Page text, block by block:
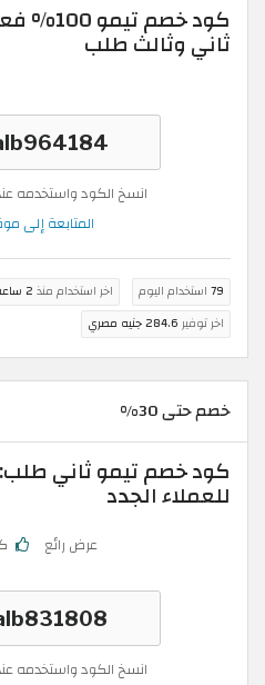
ثاني وثالث طلب
انسخ الكود واستخدمه
المتابعة إلى
79 استخدام اليوم اخر استخدام منذ 2 ساعة
اخر توفير 284.6 جنيه مصري
خصم حتى 30%
للعملاء الجدد
عرض رائع
انسخ الكود واستخدمه